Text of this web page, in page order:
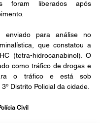
foram liberados após
enviado para análise no
que constatou a
(tetra-hidrocanabinol). O
como tráfico de drogas e
o tráfico e está sob
Distrito Policial da cidade.
Civil